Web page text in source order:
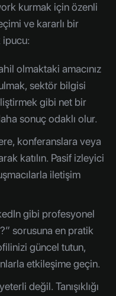
kurmak için özenli
ve kararlı bir
ipucu:
olmaktaki amacınız
sektör bilgisi
gibi net bir
sonuç odaklı olur.
konferanslara veya
katılın. Pasif izleyici
iletişim
gibi profesyonel
sorusuna en pratik
güncel tutun,
etkileşime geçin.
değil. Tanışıklığı